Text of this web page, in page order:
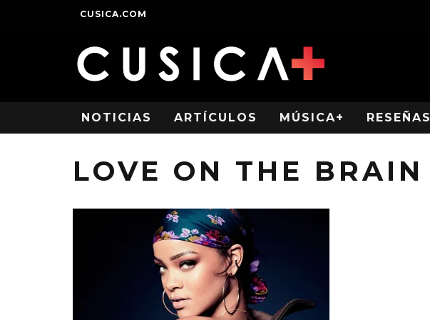
CUSICA.COM
NOTICIAS ARTÍCULOS MÚSICA+ RESEÑAS
LOVE ON THE BRAIN